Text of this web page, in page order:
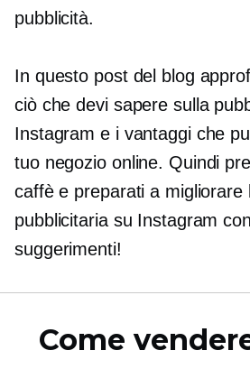
pubblicità.
In questo post del blog
ciò che devi sapere sulla
Instagram e i vantaggi che
tuo negozio online. Quindi
caffè e preparati a migliorare
pubblicitaria su Instagram
suggerimenti!
Come